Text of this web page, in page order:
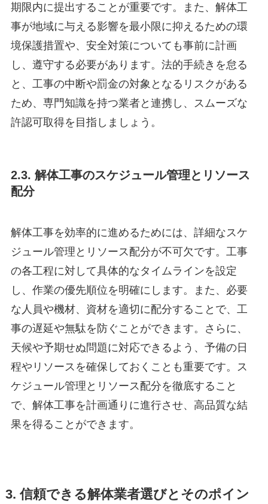
期限内に提出することが重要です。また、解体工
事が地域に与える影響を最小限に抑えるための環
境保護措置や、安全対策についても事前に計画
し、遵守する必要があります。法的手続きを怠る
と、工事の中断や罰金の対象となるリスクがある
ため、専門知識を持つ業者と連携し、スムーズな
許認可取得を目指しましょう。
2.3. 解体工事のスケジュール管理とリソース
配分
解体工事を効率的に進めるためには、詳細なスケ
ジュール管理とリソース配分が不可欠です。工事
の各工程に対して具体的なタイムラインを設定
し、作業の優先順位を明確にします。また、必要
な人員や機材、資材を適切に配分することで、工
事の遅延や無駄を防ぐことができます。さらに、
天候や予期せぬ問題に対応できるよう、予備の日
程やリソースを確保しておくことも重要です。ス
ケジュール管理とリソース配分を徹底すること
で、解体工事を計画通りに進行させ、高品質な結
果を得ることができます。
3. 信頼できる解体業者選びとそのポイン